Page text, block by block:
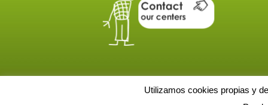
Utilizamos cookies propias y